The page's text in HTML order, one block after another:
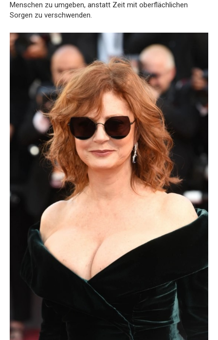
Menschen zu umgeben, anstatt Zeit mit oberflächlichen
Sorgen zu verschwenden.